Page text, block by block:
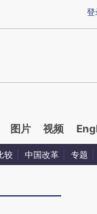
结而成，可能与原文真
登
图片 视频
较 中国改革 专题